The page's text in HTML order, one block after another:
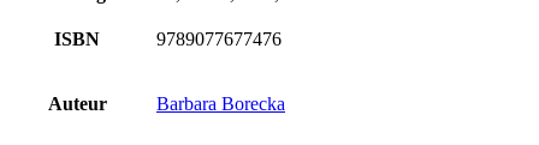
ISBN 9789077677476
Auteur Barbara Borecka